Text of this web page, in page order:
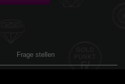
Frage stellen